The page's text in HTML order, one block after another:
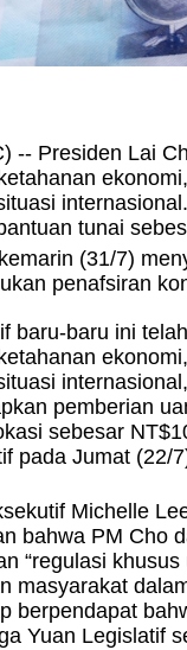
-- Presiden Lai
tunai
(31/7)
penafsiran
baru-baru ini
pemberian
sebesar
pada Jumat (22/
Michelle
bahwa PM Cho
“regulasi
masyarakat
berpendapat
Yuan Legislatif